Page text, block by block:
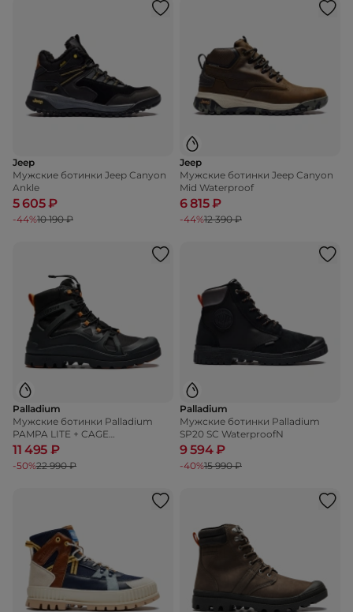
Jeep
Мужские ботинки Jeep Canyon
Ankle
5 605 ₽
-44%10 190 ₽
Jeep
Мужские ботинки Jeep Canyon
Mid Waterproof
6 815 ₽
-44%12 390 ₽
Palladium
Мужские ботинки Palladium
PAMPA LITE + CAGE
WATERPROOF +
11 495 ₽
-50%22 990 ₽
Palladium
Мужские ботинки Palladium
SP20 SC WaterproofN
9 594 ₽
-40%15 990 ₽